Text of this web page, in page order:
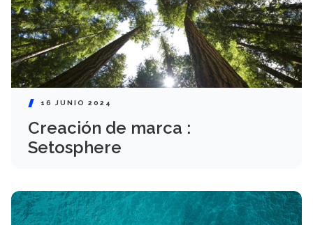
16 JUNIO 2024
Creación de marca :
Setosphere